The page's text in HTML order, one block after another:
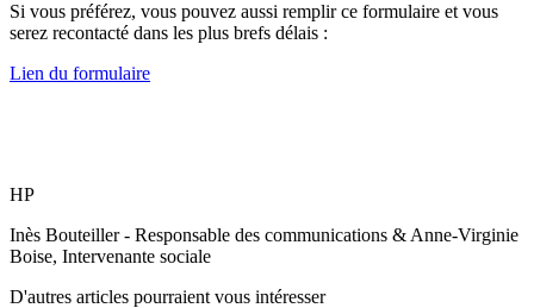
Si vous préférez, vous pouvez aussi remplir ce formulaire et vous
serez recontacté dans les plus brefs délais :
Lien du formulaire
HP
Inès Bouteiller - Responsable des communications & Anne-Virginie
Boise, Intervenante sociale
D'autres articles pourraient vous intéresser